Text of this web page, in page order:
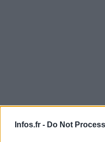
Infos.fr - Do Not